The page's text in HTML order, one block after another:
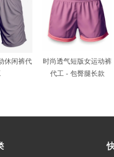
休闲裤代
时尚透气短版女运动裤
代工 - 包臀腿长款